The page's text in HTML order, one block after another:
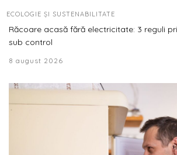
ECOLOGIE ȘI SUSTENABILITATE
Răcoare acasă fără electricitate: 3 reguli
sub control
8 august 2026